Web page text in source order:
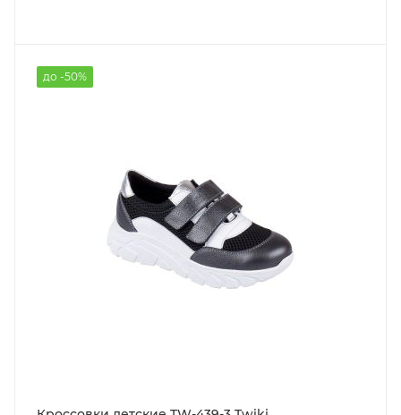
до -50%